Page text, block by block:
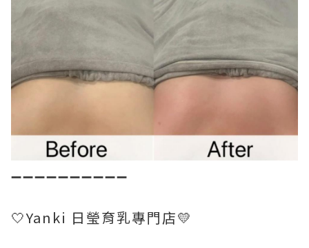
➖➖➖➖➖➖➖➖➖➖
🤍Yanki 日瑩育乳專門店💛